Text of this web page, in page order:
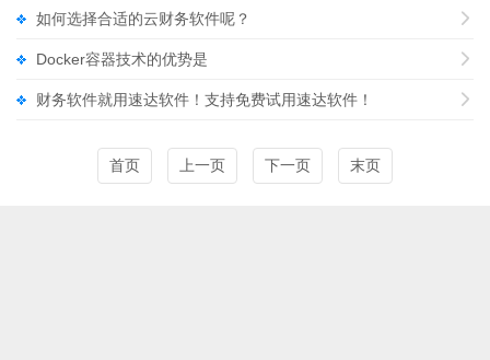

如何选择合适的云财务软件呢？

Docker容器技术的优势是

财务软件就用速达软件！支持免费试用速达软件！
首页 上一页 下一页 末页